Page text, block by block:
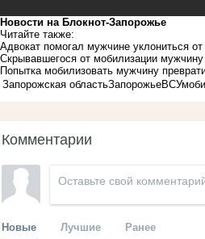
Новости на Блoкнoт-Запорожье
Читайте также:
Адвокат помогал мужчине уклониться
Скрывавшегося от мобилизации
Попытка мобилизовать мужчину
Запорожская областьЗапорожьеВСУ
Комментарии
Новые Лучшие Ранее